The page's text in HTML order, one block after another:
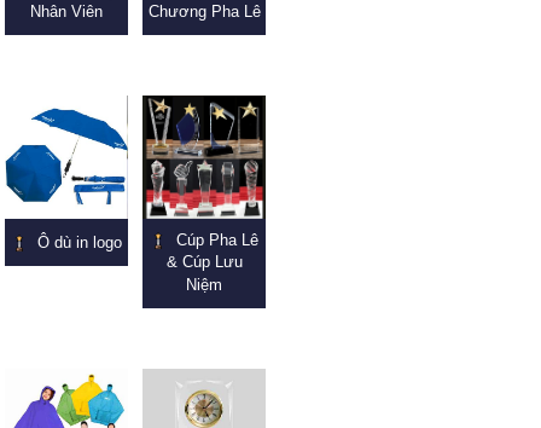
Nhân Viên
Chương Pha Lê
Ô dù in logo
Cúp Pha Lê
& Cúp Lưu
Niệm